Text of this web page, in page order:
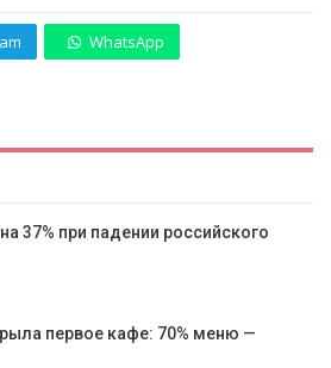
WhatsApp
37% при падении российского
первое кафе: 70% меню —